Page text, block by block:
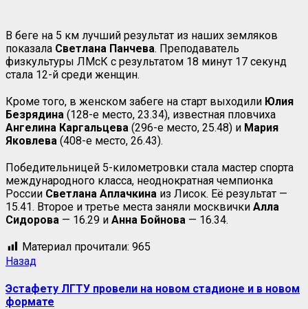
В беге на 5 км лучший результат из наших земляков
показала Светлана Панчева. Преподаватель
физкультуры ЛМсК с результатом 18 минут 17 секунд
стала 12-й среди женщин.
Кроме того, в женском забеге на старт выходили Юлия
Безрядина (128-е место, 23.34), известная пловчиха
Ангелина Каргальцева (296-е место, 25.48) и Мария
Яковлева (408-е место, 26.43).
Победительницей 5-километровки стала мастер спорта
международного класса, неоднократная чемпионка
России Светлана Аплачкина из Лисок. Её результат —
15.41. Второе и третье места заняли москвички Алла
Сидорова — 16.29 и Анна Бойнова — 16.34.
Материал прочитали: 965
Навигация
записи
Назад
Эстафету ЛГТУ провели на новом стадионе и в новом
формате